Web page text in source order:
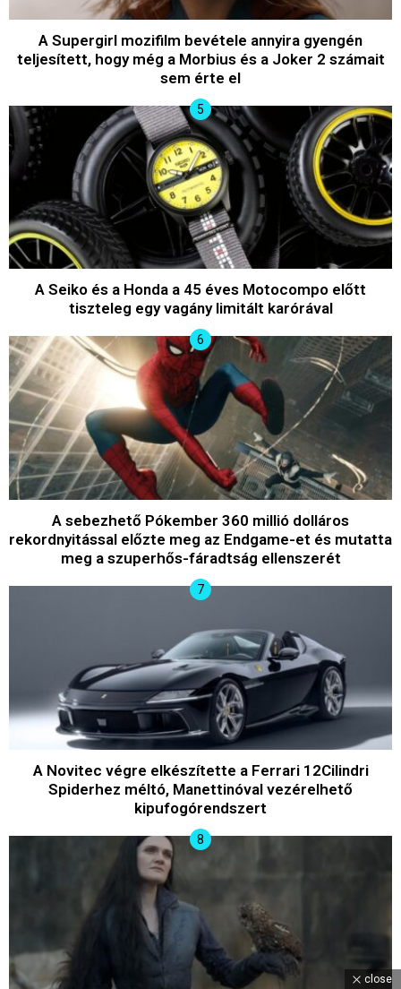
A Supergirl mozifilm bevétele annyira gyengén
teljesített, hogy még a Morbius és a Joker 2 számait
sem érte el
A Seiko és a Honda a 45 éves Motocompo előtt
tiszteleg egy vagány limitált karórával
A sebezhető Pókember 360 millió dolláros
rekordnyitással előzte meg az Endgame-et és mutatta
meg a szuperhős-fáradtság ellenszerét
A Novitec végre elkészítette a Ferrari 12Cilindri
Spiderhez méltó, Manettinóval vezérelhető
kipufogórendszert
close